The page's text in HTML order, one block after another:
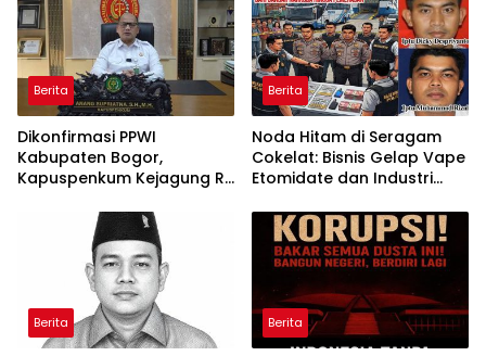
Berita
Dikonfirmasi PPWI
Kabupaten Bogor,
Kapuspenkum Kejagung RI
Kabupaten Bogor Jalani
Pemeriksaan
Berita
Noda Hitam di Seragam
Cokelat: Bisnis Gelap Vape
Etomidate dan Industri
Kepolisian
Berita Berita